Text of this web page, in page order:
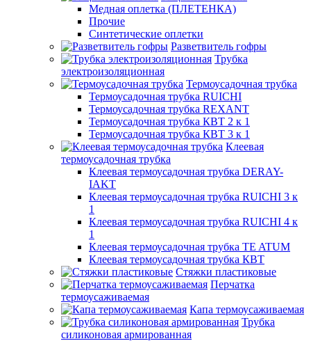
Медная оплетка (ПЛЕТЕНКА)
Прочие
Синтетические оплетки
Разветвитель гофры
Трубка
электроизоляционная
Термоусадочная трубка
Термоусадочная трубка RUICHI
Термоусадочная трубка REXANT
Термоусадочная трубка КВТ 2 к 1
Термоусадочная трубка КВТ 3 к 1
Клеевая
термоусадочная трубка
Клеевая термоусадочная трубка DERAY-
IAKT
Клеевая термоусадочная трубка RUICHI 3 к
1
Клеевая термоусадочная трубка RUICHI 4 к
1
Клеевая термоусадочная трубка TE ATUM
Клеевая термоусадочная трубка КВТ
Стяжки пластиковые
Перчатка
термоусаживаемая
Капа термоусаживаемая
Трубка
силиконовая армированная